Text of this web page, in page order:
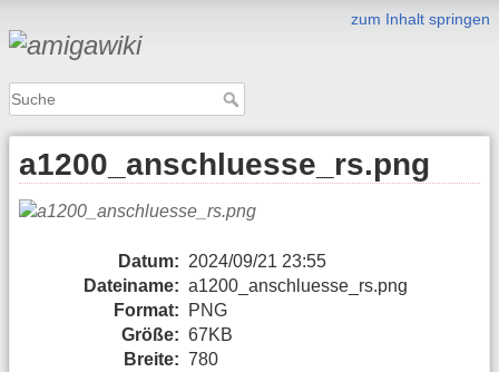
zum Inhalt springen
a1200_anschluesse_rs.png
Datum: 2024/09/21 23:55
Dateiname: a1200_anschluesse_rs.png
Format:
PNG
Größe: 67KB
Breite: 780